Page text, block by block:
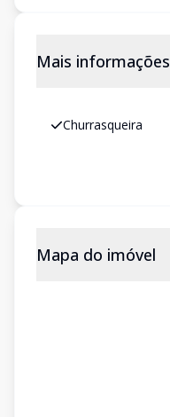
Mais informações
Churrasqueira
Mapa do imóvel